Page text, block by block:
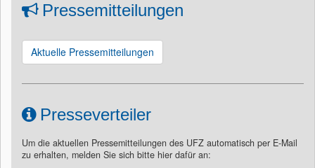
Pressemitteilungen
Aktuelle Pressemitteilungen
Presseverteiler
Um die aktuellen Pressemitteilungen des UFZ automatisch per E-Mail
zu erhalten, melden Sie sich bitte hier dafür an: